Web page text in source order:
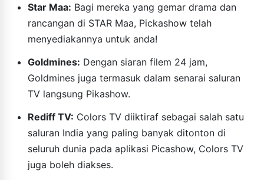
Star Maa: Bagi mereka yang gemar drama dan
rancangan di STAR Maa, Pickashow telah
menyediakannya untuk anda!
Goldmines: Dengan siaran filem 24 jam,
Goldmines juga termasuk dalam senarai saluran
TV langsung Pikashow.
Rediff TV: Colors TV diiktiraf sebagai salah satu
saluran India yang paling banyak ditonton di
seluruh dunia pada aplikasi Picashow, Colors TV
juga boleh diakses.